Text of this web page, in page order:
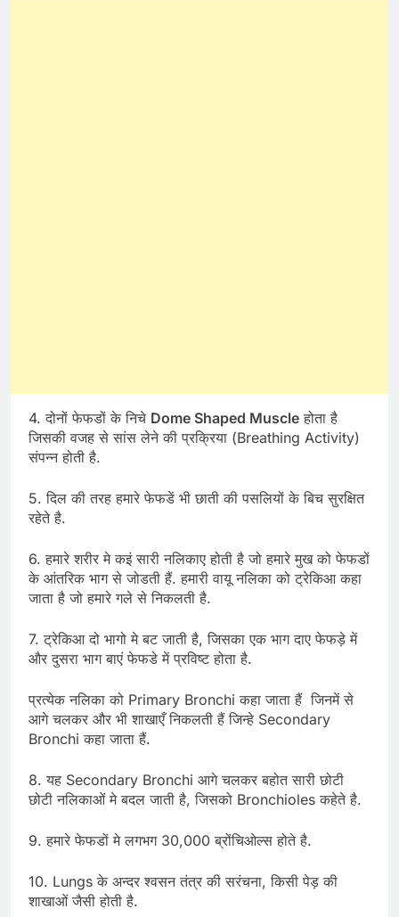
4. दोनों फेफडों के निचे Dome Shaped Muscle होता है
जिसकी वजह से सांस लेने की प्रक्रिया (Breathing Activity)
संपन्न होती है.
5. दिल की तरह हमारे फेफडें भी छाती की पसलियों के बिच सुरक्षित
रहेते है.
6. हमारे शरीर मे कइं सारी नलिकाए होती है जो हमारे मुख को फेफडों
के आंतरिक भाग से जोडती हैं. हमारी वायू नलिका को ट्रेकिआ कहा
जाता है जो हमारे गले से निकलती है.
7. ट्रेकिआ दो भागो मे बट जाती है, जिसका एक भाग दाए फेफड़े में
और दुसरा भाग बाएं फेफडे में प्रविष्ट होता है.
प्रत्येक नलिका को Primary Bronchi कहा जाता हैं जिनमें से
आगे चलकर और भी शाखाएँ निकलती हैं जिन्हे Secondary
Bronchi कहा जाता हैं.
8. यह Secondary Bronchi आगे चलकर बहोत सारी छोटी
छोटी नलिकाओं मे बदल जाती है, जिसको Bronchioles कहेते है.
9. हमारे फेफडों मे लगभग 30,000 ब्रोंचिओल्स होते है.
10. Lungs के अन्दर श्वसन तंत्र की सरंचना, किसी पेड़ की
शाखाओं जैसी होती है.